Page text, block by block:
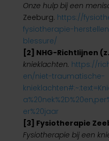
Onze hulp bij een
Zeeburg. https://
fysiotherapie-
blessure/
[2] NHG-Richtlijnen
knieklachten. https://
en/niet-traumatische-
er%20jaar
[3] Fysiotherapie
Fysiotherapie bij een